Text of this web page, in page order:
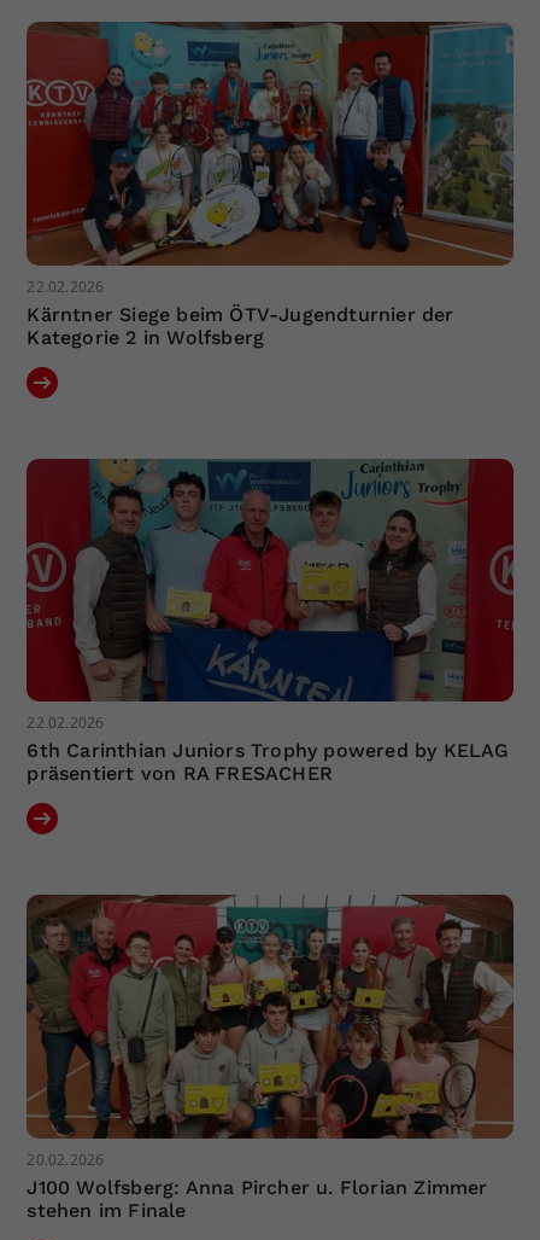
22.02.2026
Kärntner Siege beim ÖTV-Jugendturnier der
Kategorie 2 in Wolfsberg
22.02.2026
6th Carinthian Juniors Trophy powered by KELAG
präsentiert von RA FRESACHER
20.02.2026
J100 Wolfsberg: Anna Pircher u. Florian Zimmer
stehen im Finale